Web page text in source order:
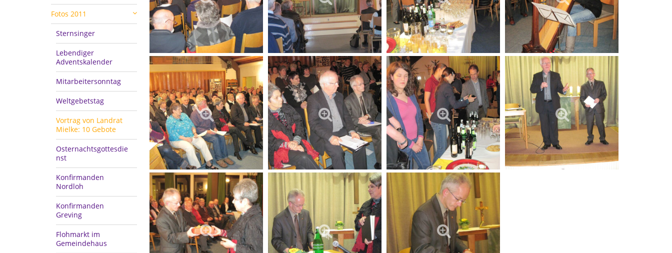
Fotos 2011
Sternsinger
Lebendiger
Adventskalender
Mitarbeitersonntag
Weltgebetstag
Vortrag von Landrat
Mielke: 10 Gebote
Osternachtsgottesdie
nst
Konfirmanden
Nordloh
Konfirmanden
Greving
Flohmarkt im
Gemeindehaus